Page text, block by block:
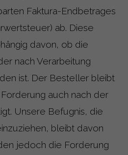
Faktura-Endbetrages
ab. Diese
davon, ob die
nach Verarbeitung
ist. Der Besteller bleibt
auch nach der
Unsere Befugnis, die
bleibt davon
jedoch die Forderung